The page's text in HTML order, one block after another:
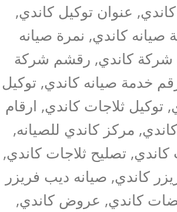
عنوان توكيل كاندي,
صيانه كاندي, نمرة صيانه
شركة كاندي, رقشم شركة
خدمة صيانه كاندي, توكيل
توكيل ثلاجات كاندي, ارقام
مركز كاندي للصيانه,
تصليح ثلاجات كاندي,
كاندي, صيانه ديب فريزر
كاندي, عروض كاندي,